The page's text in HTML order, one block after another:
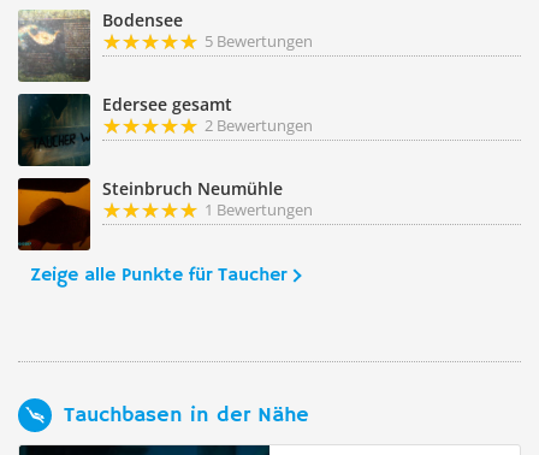
Bodensee
5 Bewertungen
Edersee gesamt
2 Bewertungen
Steinbruch Neumühle
1 Bewertungen
Zeige alle Punkte für Taucher
Tauchbasen in der Nähe